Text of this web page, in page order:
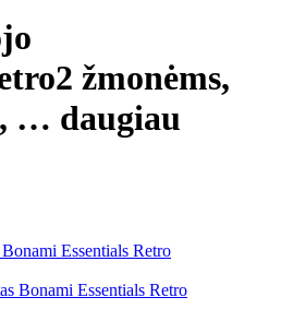
2 žmonėms,
, … daugiau
Essentials Retro
Bonami Essentials Retro